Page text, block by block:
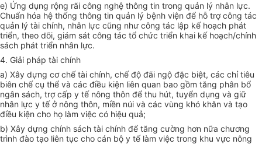
e) Ứng dụng rộng rãi công nghệ thông tin trong quản lý nhân lực.
Chuẩn hóa hệ thống thông tin quản lý bệnh viện để hỗ trợ công tác
quản lý tài chính, nhân lực cũng như công tác lập kế hoạch phát
triển, theo dõi, giám sát công tác tổ chức triển khai kế hoạch/chính
sách phát triển nhân lực.
4. Giải pháp tài chính
a) Xây dựng cơ chế tài chính, chế độ đãi ngộ đặc biệt, các chỉ tiêu
biên chếcụ thể và các điều kiện liên quan bao gồm tăng phân bổ
ngân sách, trợ cấp y tế nông thôn để thu hút, tuyển dụng và giữ
nhân lực y tế ở nông thôn, miền núi và các vùng khó khăn và tạo
điều kiện cho họ làm việc có hiệu quả;
b) Xây dựng chính sách tài chính để tăng cường hơn nữa chương
trình đào tạo liên tục cho cán bộ y tế làm việc trong khu vực nông